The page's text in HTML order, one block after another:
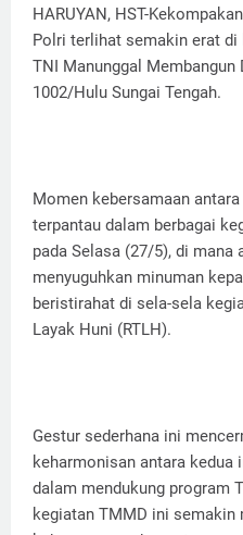
HARUYAN, HST-
Polri terlihat semakin erat
TNI Manunggal Membangun
1002/Hulu Sungai Tengah.
Momen kebersamaan
terpantau dalam berbagai
pada Selasa (27/5), di mana
menyuguhkan minuman
beristirahat di sela-sela
Layak Huni (RTLH).
Gestur sederhana ini
keharmonisan antara
dalam mendukung program
kegiatan TMMD ini semakin